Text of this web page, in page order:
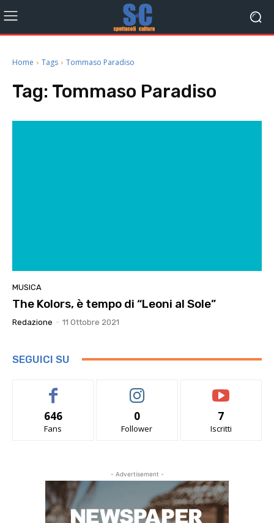
Home Tags Tommaso Paradiso
Tag: Tommaso Paradiso
MUSICA
The Kolors, è tempo di “Leoni al Sole”
Redazione - 11 Ottobre 2021
SEGUICI SU
646
Fans
0
Follower
7
Iscritti
- Advertisement -